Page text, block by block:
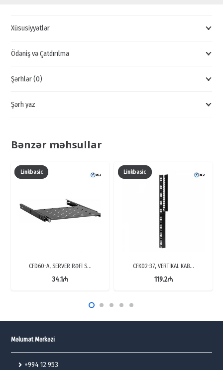
SATIŞI,
MONTAJ
QİYMƏTİ
Xüsusiyyətlər
Ödəniş və Çatdırılma
Şərhlər (0)
Şərh yaz
Bənzər məhsullar
Linkbasic
CFD60-A, SERVER RƏFİ S…
34.1₼
Linkbasic
CFK02-37, VERTİKAL KAB…
119.2₼
Məlumat Mərkəzi
+994 12 953